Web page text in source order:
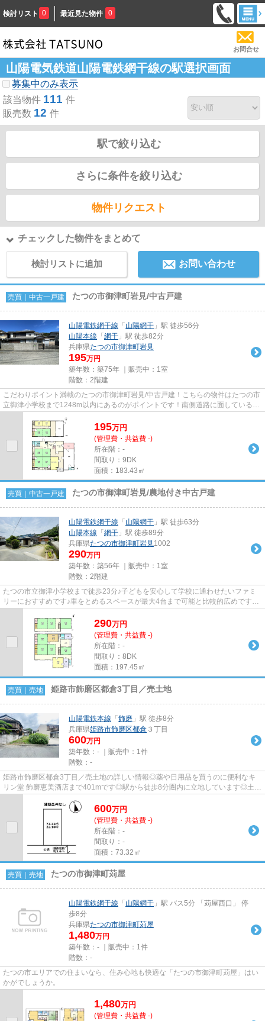
検討リスト 0 最近見た物件 0
お問合せ
山陽電気鉄道山陽電鉄網干線の駅選択画面
募集中のみ表示
該当物件 111 件
販売数 12 件
駅で絞り込む
さらに条件を絞り込む
物件リクエスト
チェックした物件をまとめて
検討リストに追加 お問い合わせ
売買｜中古一戸建 たつの市御津町岩見/中古戸建
山陽電鉄網干線 「 山陽網干 」駅 徒歩56分
山陽本線 「 網干 」駅 徒歩82分
兵庫県たつの市御津町岩見
195万円
築年数：築75年 ｜販売中： 1室
階数：2階建
こだわりポイント満載のたつの市御津町岩見/中古戸建！こちらの物件はたつの市
立御津小学校まで1248m以内にあるのがポイントです！南側道路に面しているた
195万円
(管理費・共益費 -)
所在階：-
間取り：9DK
面積：183.43㎡
売買｜中古一戸建 たつの市御津町岩見/農地付き中古戸建
山陽電鉄網干線 「 山陽網干 」駅 徒歩63分
山陽本線 「 網干 」駅 徒歩89分
兵庫県たつの市御津町岩見1002
290万円
築年数：築56年 ｜販売中： 1室
階数：2階建
たつの市立御津小学校まで徒歩23分♪子どもを安心して学校に通わせたいファミ
リーにおすすめです♪車をとめるスペースが最大4台まで可能と比較的広めです
290万円
(管理費・共益費 -)
所在階：-
間取り：8DK
面積：197.45㎡
売買｜売地 姫路市飾磨区都倉3丁目／売土地
山陽電鉄本線 「 飾磨 」駅 徒歩8分
兵庫県姫路市飾磨区都倉 ３丁目
600万円
築年数：- ｜販売中： 1件
階数：-
姫路市飾磨区都倉3丁目／売土地の詳しい情報◎薬や日用品を買うのに便利なキ
リン堂 飾磨恵美酒店まで401mです◎駅から徒歩8分圏内に立地しています◎土地
600万円
(管理費・共益費 -)
所在階：-
間取り：-
面積：73.32㎡
売買｜売地 たつの市御津町苅屋
山陽電鉄網干線 「 山陽網干 」駅 バス5分 「苅屋西口」 停
歩8分
兵庫県たつの市御津町苅屋
1,480万円
築年数：- ｜販売中： 1件
階数：-
たつの市エリアでの住まいなら、住み心地も快適な「たつの市御津町苅屋」はい
かがでしょうか。
1,480万円
(管理費・共益費 -)